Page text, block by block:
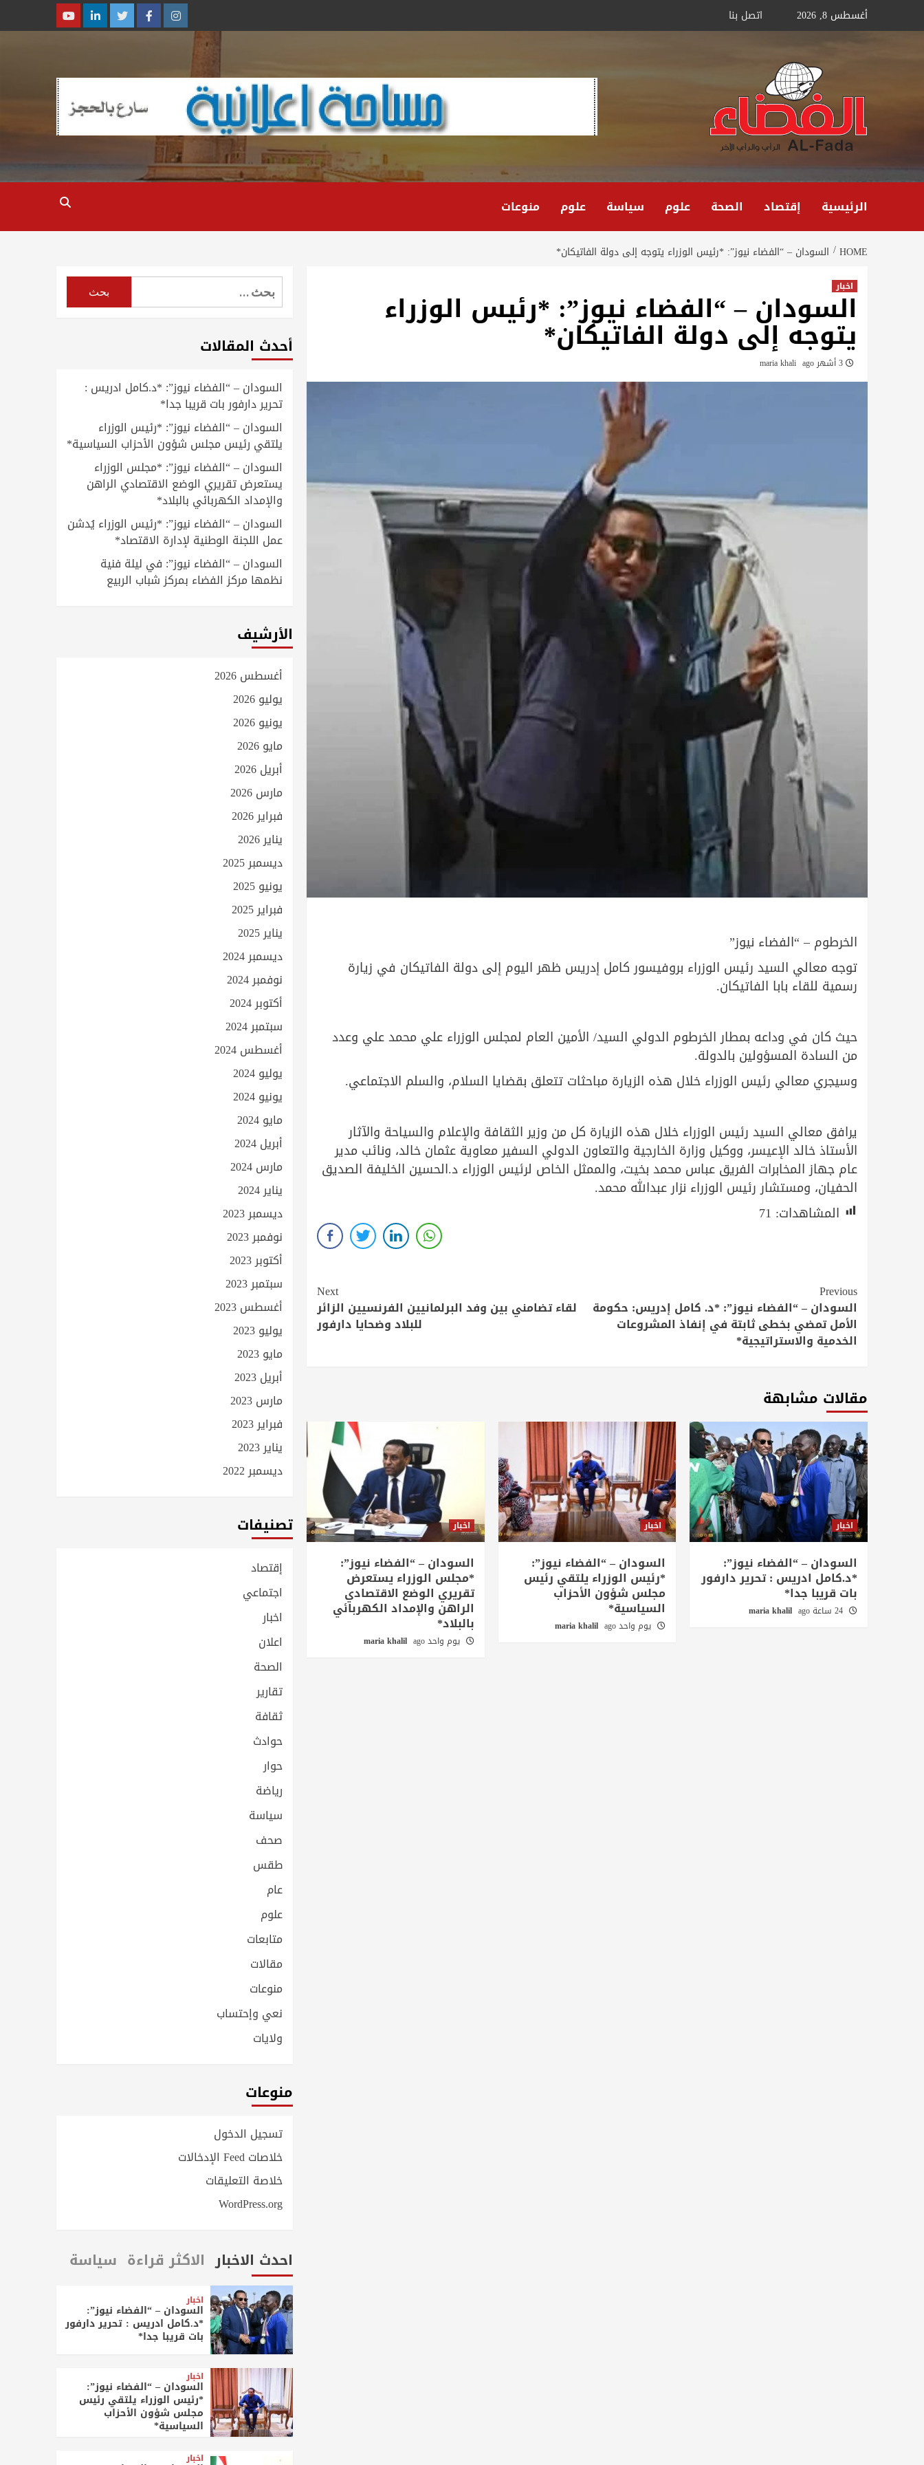
to أغسطس 8, 2026 اتصل بنا Instagram
Facebook
Twitter
Linkedin
Youtube
الرئيسية إقتصاد الصحة علوم سياسة علوم منوعات
HOME السودان – “الفضاء نيوز”: *رئيس الوزراء يتوجه إلى دولة الفاتيكان*
اخبار
السودان – “الفضاء نيوز”: *رئيس الوزراء
يتوجه إلى دولة الفاتيكان*
3 أشهر ago maria khali
الخرطوم – “الفضاء نيوز”
توجه معالي السيد رئيس الوزراء بروفيسور كامل إدريس ظهر اليوم إلى دولة الفاتيكان في زيارة
رسمية للقاء بابا الفاتيكان.
حيث كان في وداعه بمطار الخرطوم الدولي السيد/ الأمين العام لمجلس الوزراء علي محمد علي وعدد
من السادة المسؤولين بالدولة.
وسيجري معالي رئيس الوزراء خلال هذه الزيارة مباحثات تتعلق بقضايا السلام، والسلم الاجتماعي.
يرافق معالي السيد رئيس الوزراء خلال هذه الزيارة كل من وزير الثقافة والإعلام والسياحة والآثار
الأستاذ خالد الإعيسر، ووكيل وزارة الخارجية والتعاون الدولي السفير معاوية عثمان خالد، ونائب مدير
عام جهاز المخابرات الفريق عباس محمد بخيت، والممثل الخاص لرئيس الوزراء د.الحسين الخليفة الصديق
الحفيان، ومستشار رئيس الوزراء نزار عبدالله محمد.
المشاهدات: 71
Continue
Reading
Previous
السودان – “الفضاء نيوز”: *د. كامل إدريس: حكومة
الأمل تمضي بخطى ثابتة في إنفاذ المشروعات
الخدمية والاستراتيجية*
Next
لقاء تضامني بين وفد البرلمانيين الفرنسيين الزائر
للبلاد وضحايا دارفور
مقالات مشابهة
اخبار
السودان – “الفضاء نيوز”:
*د.كامل ادريس : تحرير دارفور
بات قريبا جدا*
24 ساعة ago maria khalil
اخبار
السودان – “الفضاء نيوز”:
*رئيس الوزراء يلتقي رئيس
مجلس شؤون الأحزاب
السياسية*
يوم واحد ago maria khalil
اخبار
السودان – “الفضاء نيوز”:
*مجلس الوزراء يستعرض
تقريري الوضع الاقتصادي
الراهن والإمداد الكهربائي
بالبلاد*
يوم واحد ago maria khalil
البحث
عن:
أحدث المقالات
السودان – “الفضاء نيوز”: *د.كامل ادريس :
تحرير دارفور بات قريبا جدا*
السودان – “الفضاء نيوز”: *رئيس الوزراء
يلتقي رئيس مجلس شؤون الأحزاب السياسية*
السودان – “الفضاء نيوز”: *مجلس الوزراء
يستعرض تقريري الوضع الاقتصادي الراهن
والإمداد الكهربائي بالبلاد*
السودان – “الفضاء نيوز”: *رئيس الوزراء يُدشن
عمل اللجنة الوطنية لإدارة الاقتصاد*
السودان – “الفضاء نيوز”: في ليلة فنية
نظمها مركز الفضاء بمركز شباب الربيع
الأرشيف
أغسطس 2026
يوليو 2026
يونيو 2026
مايو 2026
أبريل 2026
مارس 2026
فبراير 2026
يناير 2026
ديسمبر 2025
يونيو 2025
فبراير 2025
يناير 2025
ديسمبر 2024
نوفمبر 2024
أكتوبر 2024
سبتمبر 2024
أغسطس 2024
يوليو 2024
يونيو 2024
مايو 2024
أبريل 2024
مارس 2024
يناير 2024
ديسمبر 2023
نوفمبر 2023
أكتوبر 2023
سبتمبر 2023
أغسطس 2023
يوليو 2023
مايو 2023
أبريل 2023
مارس 2023
فبراير 2023
يناير 2023
ديسمبر 2022
تصنيفات
إقتصاد
اجتماعي
اخبار
اعلان
الصحة
تقارير
ثقافة
حوادث
حوار
رياضة
سياسة
صحف
طقس
عام
علوم
متابعات
مقالات
منوعات
نعي وإحتساب
ولايات
منوعات
تسجيل الدخول
خلاصات Feed الإدخالات
خلاصة التعليقات
WordPress.org
احدث الاخبار الاكثر قراءة سياسة
اخبار
السودان – “الفضاء نيوز”:
*د.كامل ادريس : تحرير دارفور
بات قريبا جدا*
اخبار
السودان – “الفضاء نيوز”:
*رئيس الوزراء يلتقي رئيس
مجلس شؤون الأحزاب
السياسية*
اخبار